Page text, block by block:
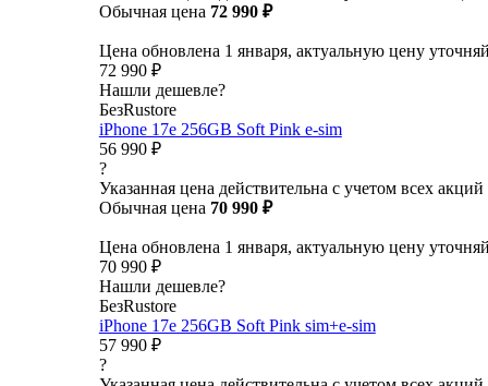
Обычная цена 72 990 ₽
Цена обновлена 1 января, актуальную цену
72 990 ₽
Нашли дешевле?
БезRustore
iPhone 17e 256GB Soft Pink e-sim
56 990 ₽
?
Указанная цена действительна с учетом всех акций
Обычная цена 70 990 ₽
Цена обновлена 1 января, актуальную цену
70 990 ₽
Нашли дешевле?
БезRustore
iPhone 17e 256GB Soft Pink sim+e-sim
57 990 ₽
?